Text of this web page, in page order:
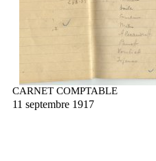
CARNET COMPTABLE
11 septembre 1917